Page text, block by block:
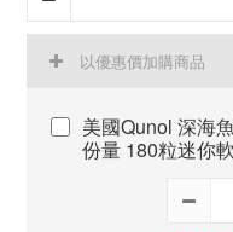
以優惠價加購商品
美國Qunol 深海
份量 180粒迷你